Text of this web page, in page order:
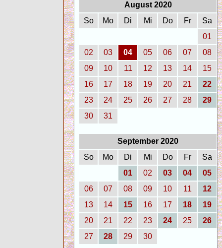
August 2020
So
Mo Di Mi Do Fr
Sa
01
02
03 04 05 06 07
08
09
10 11 12 13 14
15
16
17 18 19 20 21
22
23
24 25 26 27 28
29
30
31
September 2020
So
Mo Di Mi Do Fr
Sa
01
02 03 04
05
06
07 08 09 10 11
12
13
14 15 16 17 18
19
20
21 22 23 24 25
26
27
28 29 30